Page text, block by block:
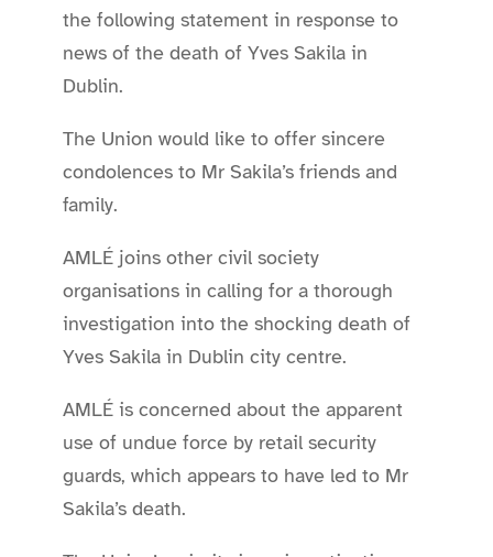
the following statement in response to
news of the death of Yves Sakila in
Dublin.
The Union would like to offer sincere
condolences to Mr Sakila’s friends and
family.
AMLÉ joins other civil society
organisations in calling for a thorough
investigation into the shocking death of
Yves Sakila in Dublin city centre.
AMLÉ is concerned about the apparent
use of undue force by retail security
guards, which appears to have led to Mr
Sakila’s death.